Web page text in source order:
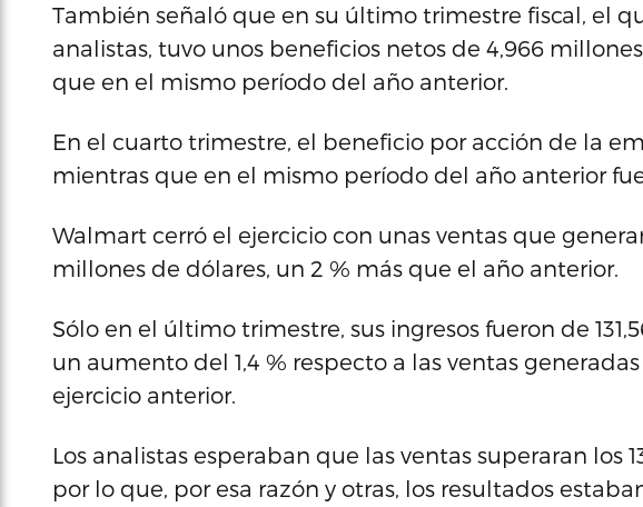
También señaló que en su último trimestre fiscal, el
analistas, tuvo unos beneficios netos de 4,966
que en el mismo período del año anterior.
En el cuarto trimestre, el beneficio por acción de la
mientras que en el mismo período del año anterior fue
Walmart cerró el ejercicio con unas ventas que
millones de dólares, un 2 % más que el año anterior.
Sólo en el último trimestre, sus ingresos fueron de
un aumento del 1,4 % respecto a las ventas
ejercicio anterior.
Los analistas esperaban que las ventas superaran los
por lo que, por esa razón y otras, los resultados